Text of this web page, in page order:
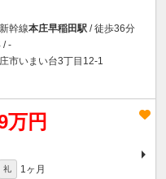
幹線本庄早稲田駅 / 徒歩36分
/ -
市いまい台3丁目12-1
万円
礼 1ヶ月